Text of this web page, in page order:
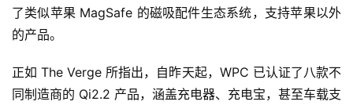
了类似苹果 MagSafe 的磁吸配件生态系统，支持苹果以外
的产品。
正如 The Verge 所指出，自昨天起，WPC 已认证了八款不
同制造商的 Qi2.2 产品，涵盖充电器、充电宝，甚至车载支